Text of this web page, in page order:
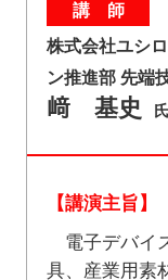
講 師
株式会社ユシ
ン推進部 先端
﨑 基史
氏
【講演主旨】
電子デバイ
具、産業用素